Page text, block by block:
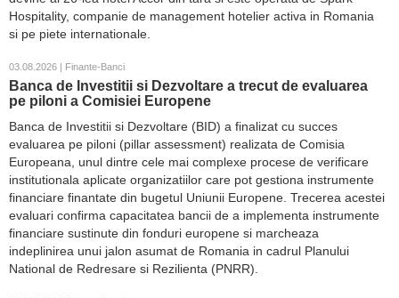
Hospitality, companie de management hotelier activa in Romania
si pe piete internationale.
03.08.2026 | Finante-Banci
Banca de Investitii si Dezvoltare a trecut de evaluarea
pe piloni a Comisiei Europene
Banca de Investitii si Dezvoltare (BID) a finalizat cu succes
evaluarea pe piloni (pillar assessment) realizata de Comisia
Europeana, unul dintre cele mai complexe procese de verificare
institutionala aplicate organizatiilor care pot gestiona instrumente
financiare finantate din bugetul Uniunii Europene. Trecerea acestei
evaluari confirma capacitatea bancii de a implementa instrumente
financiare sustinute din fonduri europene si marcheaza
indeplinirea unui jalon asumat de Romania in cadrul Planului
National de Redresare si Rezilienta (PNRR).